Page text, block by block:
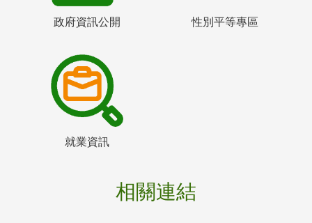
政府資訊公開 性別平等專區
就業資訊
相關連結